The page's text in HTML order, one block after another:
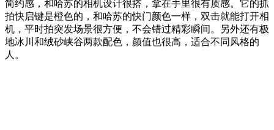
简约感，和哈苏的相机设计很搭，拿在手里很有质感。它的抓
拍快启键是橙色的，和哈苏的快门颜色一样，双击就能打开相
机，平时拍突发场景很方便，不会错过精彩瞬间。另外还有极
地冰川和绒砂峡谷两款配色，颜值也很高，适合不同风格的
人。